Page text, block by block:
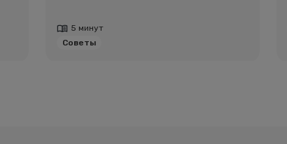
5 минут
Советы